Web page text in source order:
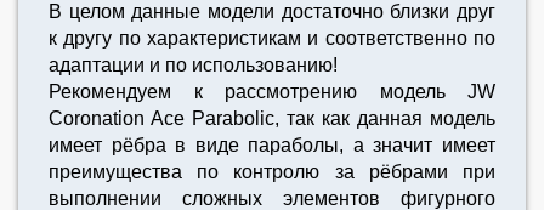
В целом данные модели достаточно близки друг
к другу по характеристикам и соответственно по
адаптации и по использованию!
Рекомендуем к рассмотрению модель JW
Coronation Ace Parabolic, так как данная модель
имеет рёбра в виде параболы, а значит имеет
преимущества по контролю за рёбрами при
выполнении сложных элементов фигурного